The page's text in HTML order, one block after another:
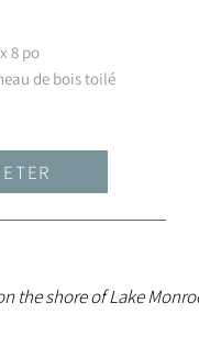
8 po
de bois toilé
the shore of Lake